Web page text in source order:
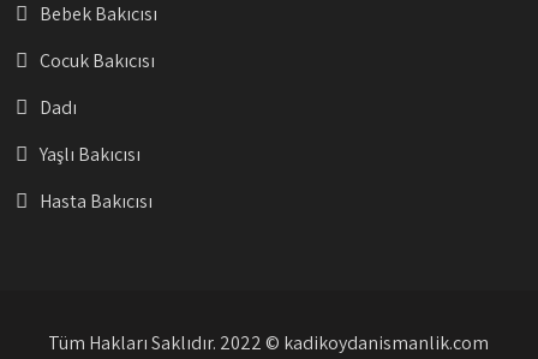
Bebek Bakıcısı
Çocuk Bakıcısı
Dadı
Yaşlı Bakıcısı
Hasta Bakıcısı
Tüm Hakları Saklıdır. 2022 © kadikoydanismanlik.com